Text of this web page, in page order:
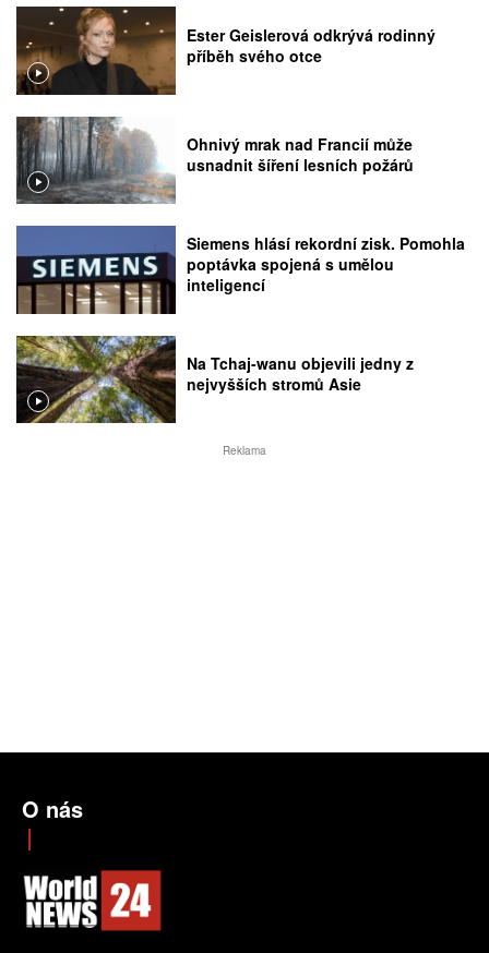
Ester Geislerová odkrývá rodinný
příběh svého otce
Ohnivý mrak nad Francií může
usnadnit šíření lesních požárů
Siemens hlásí rekordní zisk. Pomohla
poptávka spojená s umělou
inteligencí
Na Tchaj-wanu objevili jedny z
nejvyšších stromů Asie
Reklama
O nás